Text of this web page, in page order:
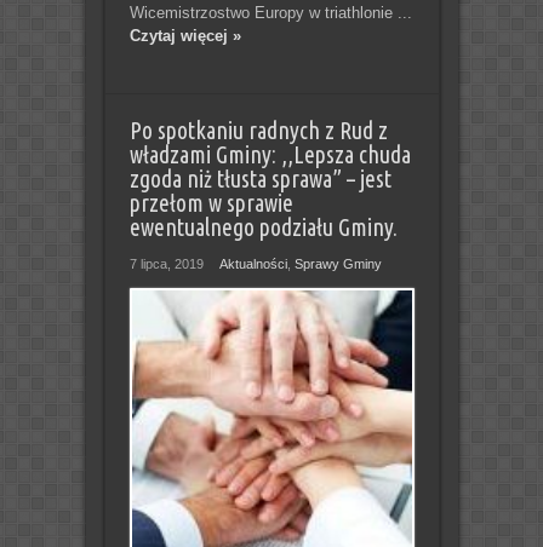
Wicemistrzostwo Europy w triathlonie ...
Czytaj więcej »
Po spotkaniu radnych z Rud z
władzami Gminy: ,,Lepsza chuda
zgoda niż tłusta sprawa” – jest
przełom w sprawie
ewentualnego podziału Gminy.
7 lipca, 2019 Aktualności, Sprawy Gminy